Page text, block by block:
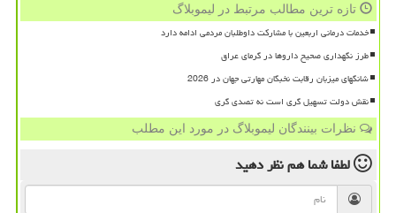
تازه ترین مطالب مرتبط در لیموبلاگ
خدمات درمانی اربعین با مشارکت داوطلبان مردمی ادامه دارد
طرز نگهداری صحیح داروها در گرمای عراق
شانگهای میزبان رقابت نخبگان مهارتی جهان در 2026
نقش دولت تسهیل گری است نه تصدی گری
نظرات بینندگان لیموبلاگ در مورد این مطلب
لطفا شما همنظر دهید